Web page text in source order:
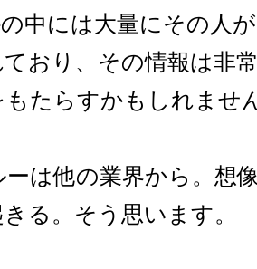
中には大量にその人
おり、その情報は非
もたらすかもしれませ
は他の業界から。想
る。そう思います。